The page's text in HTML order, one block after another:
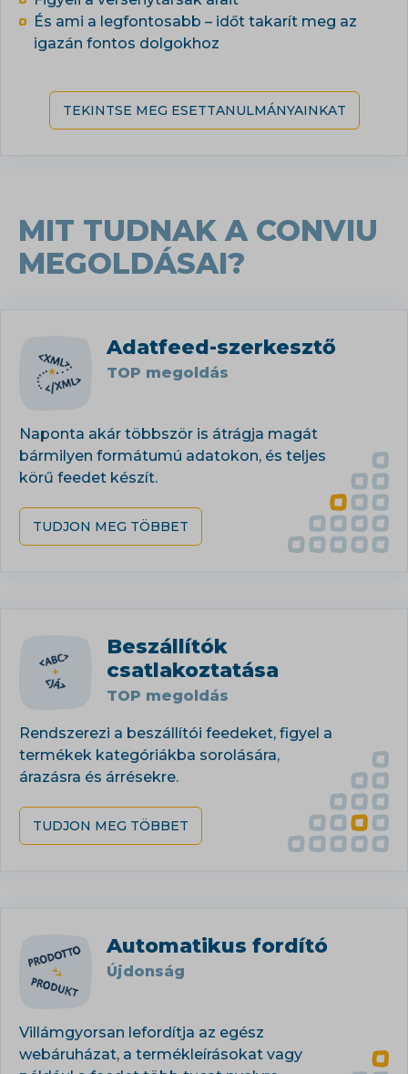
És ami a legfontosabb – időt takarít meg az
igazán fontos dolgokhoz
TEKINTSE MEG ESETTANULMÁNYAINKAT
MIT TUDNAK A CONVIU
MEGOLDÁSAI?
Adatfeed-szerkesztő
TOP megoldás
Naponta akár többször is átrágja magát
bármilyen formátumú adatokon, és teljes
körű feedet készít.
TUDJON MEG TÖBBET
Beszállítók
csatlakoztatása
TOP megoldás
Rendszerezi a beszállítói feedeket, figyel a
termékek kategóriákba sorolására,
árazásra és árrésekre.
TUDJON MEG TÖBBET
Automatikus fordító
Újdonság
Villámgyorsan lefordítja az egész
webáruházat, a termékleírásokat vagy